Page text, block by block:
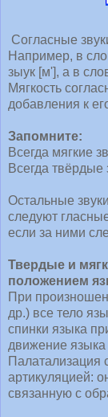
Согласные
Например, в
зыук [м'], а в
Мягкость
добавления к
Запомните:
Всегда мягкие
Всегда твёрдые
Остальные
следуют
если за ними
Твердые и
положением
При
др.) все тело
спинки языка
движение языка
Палатализация
артикуляцией:
связанную с